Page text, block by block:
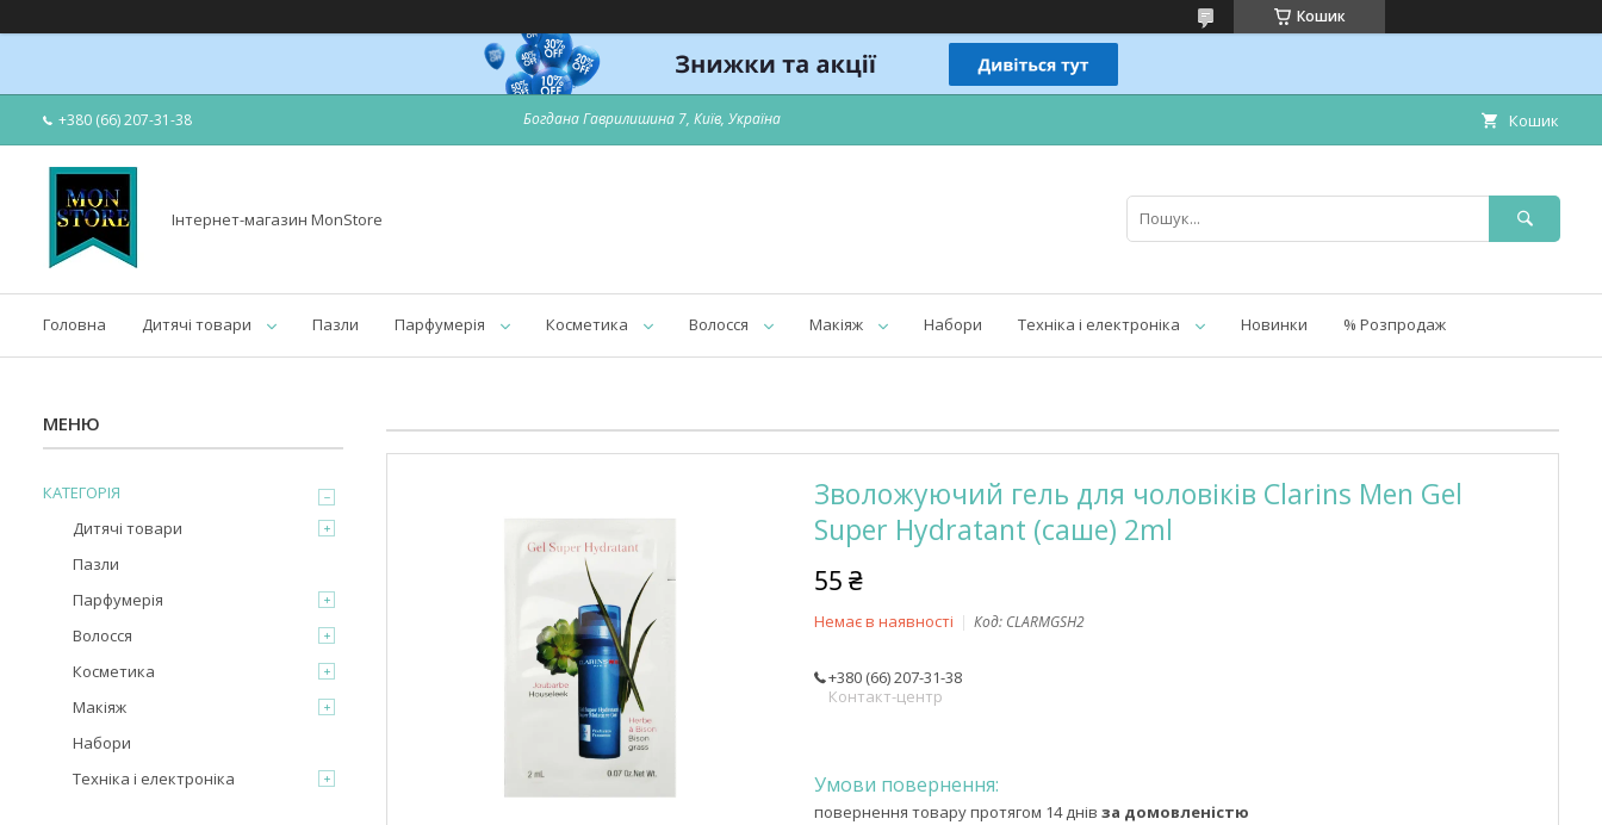
Кошик
+380 (66) 207-31-38 Богдана Гаврилишина 7, Київ, Україна Кошик
Інтернет-магазин MonStore
Головна Дитячі товари Пазли Парфумерія Косметика Волосся Макіяж Набори Техніка і електроніка Новинки % Розпродаж
Зволожуючий гель для чоловіків Clarins Men Gel
Super Hydratant (саше) 2ml
55 ₴
Немає в наявності Код: CLARMGSH2
+380 (66) 207-31-38
Контакт-центр
повернення товару протягом 14 днів за домовленістю
КАТЕГОРІЯ
Дитячі товари
Пазли
Парфумерія
Волосся
Косметика
Макіяж
Набори
Техніка і електроніка